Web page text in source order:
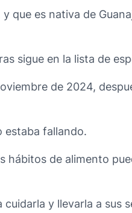
que es nativa de
sigue en la lista de
de 2024,
estaba fallando.
de alimento
y llevarla a sus